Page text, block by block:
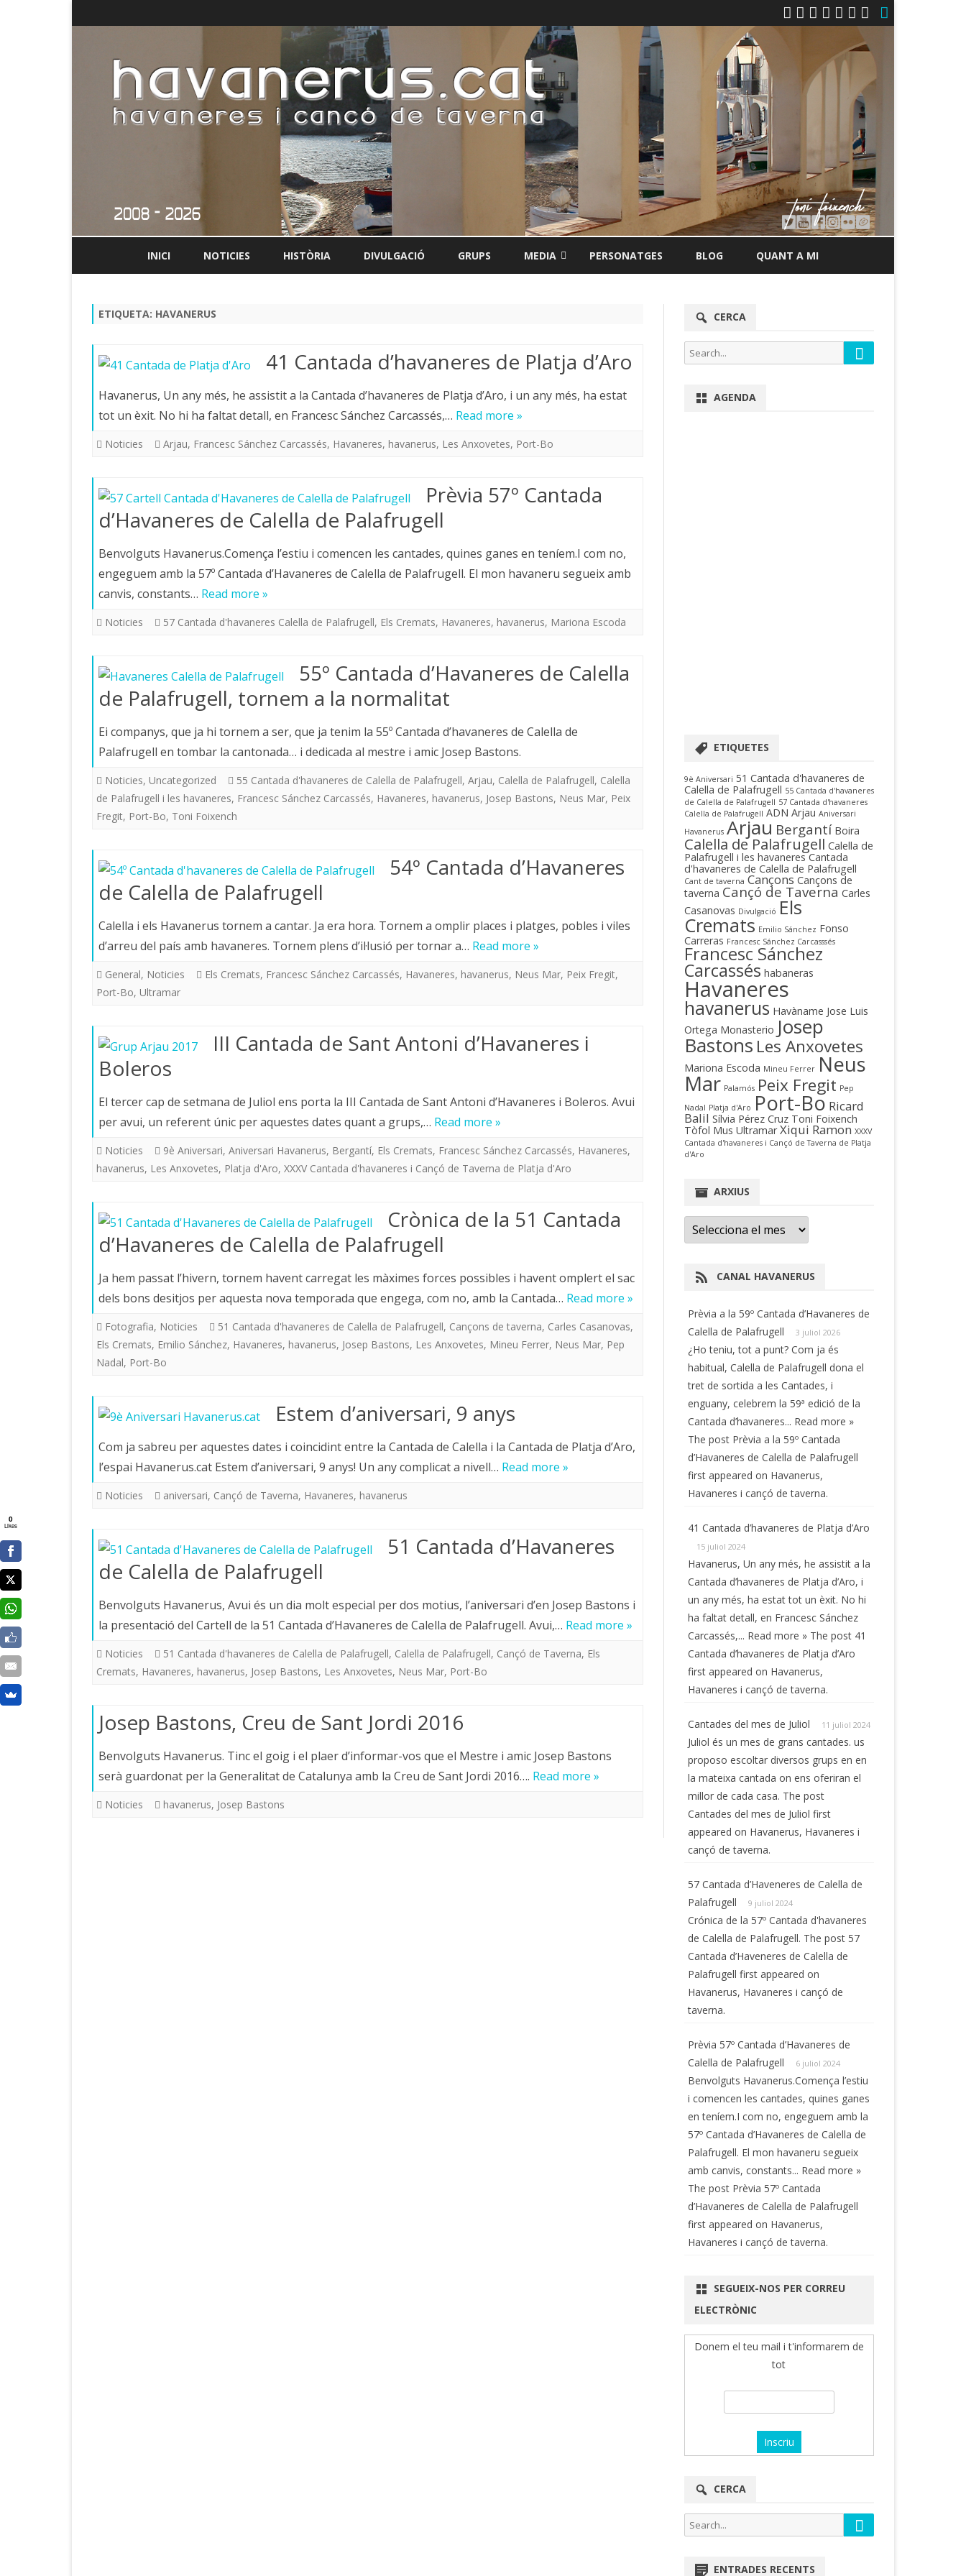
to
INICI NOTICIES HISTÒRIA DIVULGACIÓ GRUPS MEDIA
VIDEOS
PERSONATGES BLOG QUANT A MI
ETIQUETA: HAVANERUS
41 Cantada d’havaneres de Platja d’Aro
Havanerus, Un any més, he assistit a la Cantada d’havaneres de Platja d’Aro, i un any més, ha estat
tot un èxit. No hi ha faltat detall, en Francesc Sánchez Carcassés,… Read more »
Noticies Arjau, Francesc Sánchez Carcassés, Havaneres, havanerus, Les Anxovetes, Port-Bo
Prèvia 57º Cantada
d’Havaneres de Calella de Palafrugell
Benvolguts Havanerus.Comença l’estiu i comencen les cantades, quines ganes en teníem.I com no,
engeguem amb la 57º Cantada d’Havaneres de Calella de Palafrugell. El mon havaneru segueix amb
canvis, constants… Read more »
Noticies 57 Cantada d'havaneres Calella de Palafrugell, Els Cremats, Havaneres, havanerus, Mariona Escoda
55º Cantada d’Havaneres de Calella
de Palafrugell, tornem a la normalitat
Ei companys, que ja hi tornem a ser, que ja tenim la 55º Cantada d’havaneres de Calella de
Palafrugell en tombar la cantonada… i dedicada al mestre i amic Josep Bastons.
Noticies, Uncategorized 55 Cantada d'havaneres de Calella de Palafrugell, Arjau, Calella de Palafrugell, Calella
de Palafrugell i les havaneres, Francesc Sánchez Carcassés, Havaneres, havanerus, Josep Bastons, Neus Mar, Peix
Fregit, Port-Bo, Toni Foixench
54º Cantada d’Havaneres
de Calella de Palafrugell
Calella i els Havanerus tornem a cantar. Ja era hora. Tornem a omplir places i platges, pobles i viles
d’arreu del país amb havaneres. Tornem plens d’il·lusió per tornar a… Read more »
General, Noticies Els Cremats, Francesc Sánchez Carcassés, Havaneres, havanerus, Neus Mar, Peix Fregit,
Port-Bo, Ultramar
III Cantada de Sant Antoni d’Havaneres i
Boleros
El tercer cap de setmana de Juliol ens porta la III Cantada de Sant Antoni d’Havaneres i Boleros. Avui
per avui, un referent únic per aquestes dates quant a grups,… Read more »
Noticies 9è Aniversari, Aniversari Havanerus, Bergantí, Els Cremats, Francesc Sánchez Carcassés, Havaneres,
havanerus, Les Anxovetes, Platja d'Aro, XXXV Cantada d'havaneres i Cançó de Taverna de Platja d'Aro
Crònica de la 51 Cantada
d’Havaneres de Calella de Palafrugell
Ja hem passat l’hivern, tornem havent carregat les màximes forces possibles i havent omplert el sac
dels bons desitjos per aquesta nova temporada que engega, com no, amb la Cantada… Read more »
Fotografia, Noticies 51 Cantada d'havaneres de Calella de Palafrugell, Cançons de taverna, Carles Casanovas,
Els Cremats, Emilio Sánchez, Havaneres, havanerus, Josep Bastons, Les Anxovetes, Mineu Ferrer, Neus Mar, Pep
Nadal, Port-Bo
Estem d’aniversari, 9 anys
Com ja sabreu per aquestes dates i coincidint entre la Cantada de Calella i la Cantada de Platja d’Aro,
l’espai Havanerus.cat Estem d’aniversari, 9 anys! Un any complicat a nivell… Read more »
Noticies aniversari, Cançó de Taverna, Havaneres, havanerus
51 Cantada d’Havaneres
de Calella de Palafrugell
Benvolguts Havanerus, Avui és un dia molt especial per dos motius, l’aniversari d’en Josep Bastons i
la presentació del Cartell de la 51 Cantada d’Havaneres de Calella de Palafrugell. Avui,… Read more »
Noticies 51 Cantada d'havaneres de Calella de Palafrugell, Calella de Palafrugell, Cançó de Taverna, Els
Cremats, Havaneres, havanerus, Josep Bastons, Les Anxovetes, Neus Mar, Port-Bo
Josep Bastons, Creu de Sant Jordi 2016
Benvolguts Havanerus. Tinc el goig i el plaer d’informar-vos que el Mestre i amic Josep Bastons
serà guardonat per la Generalitat de Catalunya amb la Creu de Sant Jordi 2016…. Read more »
Noticies havanerus, Josep Bastons
CERCA
Search
for:
Search
AGENDA
ETIQUETES
9è Aniversari 51 Cantada d'havaneres de
Calella de Palafrugell 55 Cantada d'havaneres
de Calella de Palafrugell 57 Cantada d'havaneres
Calella de Palafrugell ADN Arjau Aniversari
Havanerus Arjau Bergantí Boira
Calella de Palafrugell Calella de
Palafrugell i les havaneres Cantada
d'havaneres de Calella de Palafrugell
Cant de taverna Cançons Cançons de
taverna Cançó de Taverna Carles
Casanovas Divulgació Els
Cremats Emilio Sánchez Fonso
Carreras Francesc Sánchez Carcasssés
Francesc Sánchez
Carcassés habaneras
Havaneres
havanerus Havàname Jose Luis
Ortega Monasterio Josep
Bastons Les Anxovetes
Mariona Escoda Mineu Ferrer Neus
Mar Palamós Peix Fregit Pep
Nadal Platja d'Aro Port-Bo Ricard
Balil Sílvia Pérez Cruz Toni Foixench
Tòfol Mus Ultramar Xiqui Ramon XXXV
Cantada d'havaneres i Cançó de Taverna de Platja
d'Aro
ARXIUS
Arxius
CANAL HAVANERUS
Prèvia a la 59º Cantada d’Havaneres de
Calella de Palafrugell
3 juliol 2026
¿Ho teniu, tot a punt? Com ja és
habitual, Calella de Palafrugell dona el
tret de sortida a les Cantades, i
enguany, celebrem la 59ª edició de la
Cantada d’havaneres... Read more »
The post Prèvia a la 59º Cantada
d’Havaneres de Calella de Palafrugell
first appeared on Havanerus,
Havaneres i cançó de taverna.
41 Cantada d’havaneres de Platja d’Aro
15 juliol 2024
Havanerus, Un any més, he assistit a la
Cantada d’havaneres de Platja d’Aro, i
un any més, ha estat tot un èxit. No hi
ha faltat detall, en Francesc Sánchez
Carcassés,... Read more » The post 41
Cantada d’havaneres de Platja d’Aro
first appeared on Havanerus,
Havaneres i cançó de taverna.
Cantades del mes de Juliol 11 juliol 2024
Juliol és un mes de grans cantades. us
proposo escoltar diversos grups en en
la mateixa cantada on ens oferiran el
millor de cada casa. The post
Cantades del mes de Juliol first
appeared on Havanerus, Havaneres i
cançó de taverna.
57 Cantada d’Haveneres de Calella de
Palafrugell
9 juliol 2024
Crónica de la 57º Cantada d'havaneres
de Calella de Palafrugell. The post 57
Cantada d’Haveneres de Calella de
Palafrugell first appeared on
Havanerus, Havaneres i cançó de
taverna.
Prèvia 57º Cantada d’Havaneres de
Calella de Palafrugell
6 juliol 2024
Benvolguts Havanerus.Comença l’estiu
i comencen les cantades, quines ganes
en teníem.I com no, engeguem amb la
57º Cantada d’Havaneres de Calella de
Palafrugell. El mon havaneru segueix
amb canvis, constants... Read more »
The post Prèvia 57º Cantada
d’Havaneres de Calella de Palafrugell
first appeared on Havanerus,
Havaneres i cançó de taverna.
SEGUEIX-NOS PER CORREU
ELECTRÒNIC
Donem el teu mail i t'informarem de
tot
CERCA
Search
for:
Search
ENTRADES RECENTS
0
Likes